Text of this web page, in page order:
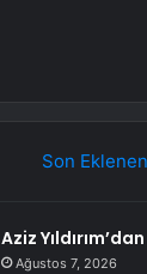
Son Eklenen
Aziz
Ağustos 7, 2026